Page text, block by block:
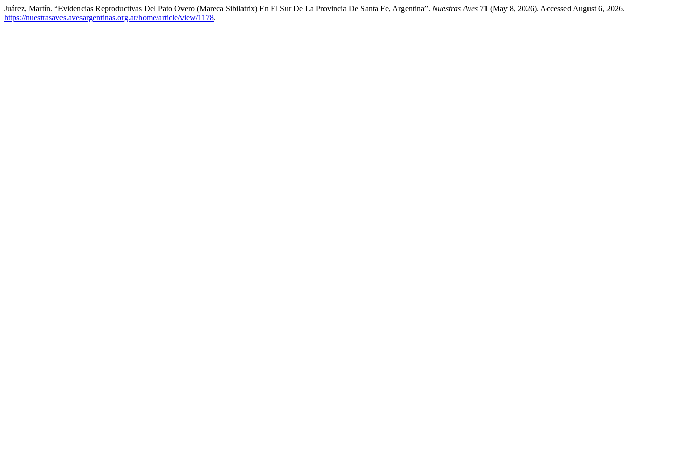
Juárez, Martín. “Evidencias Reproductivas Del Pato Overo (Mareca Sibilatrix) En El Sur De La Provincia De Santa Fe, Argentina”. Nuestras Aves 71 (May 8, 2026). Accessed August 6, 2026.
https://nuestrasaves.avesargentinas.org.ar/home/article/view/1178.